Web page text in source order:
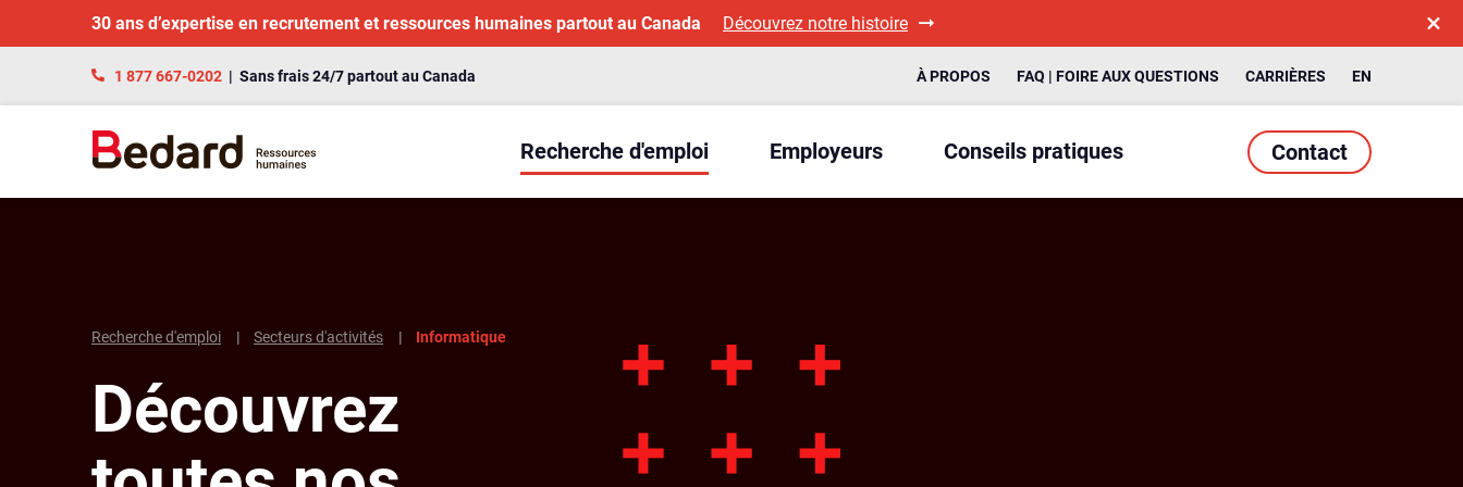
30 ans d’expertise en recrutement et ressources humaines partout au Canada Découvrez notre histoire
1 877 667-0202 | Sans frais 24/7 partout au Canada À PROPOS FAQ | FOIRE AUX QUESTIONS CARRIÈRES EN
Recherche d'emploi Employeurs Conseils pratiques Contact
Recherche d'emploi Secteurs d'activités Informatique
Découvrez